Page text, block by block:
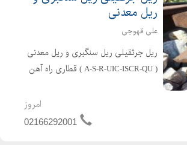
ریل معدنی
علی قهوجی
ریل جرثقیلی ریل سنگبری و ریل معدنی
( A-S-R-UIC-ISCR-QU ) قطاری راه آهن
اروپا... در تمامی تیپ های استاندارد به
دلخواه شما ،،،عمده و خرده،،، تمامی بارها
امروز
02166292001